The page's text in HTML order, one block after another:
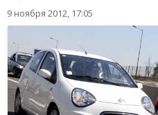
9 ноября 2012, 17:05